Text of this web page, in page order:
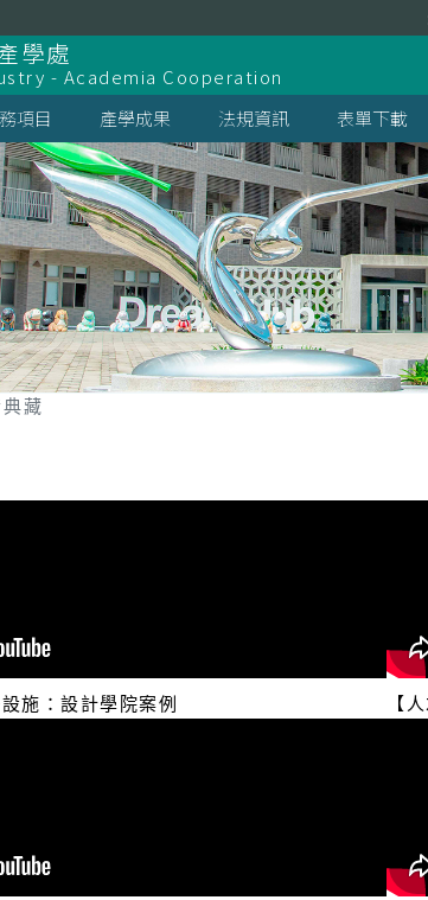
學處
- Academia Cooperation
項目 產學成果 法規資訊 表單下載
藏
施：設計學院案例 【